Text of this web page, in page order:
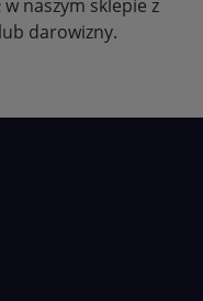
naszym sklepie z
darowizny.